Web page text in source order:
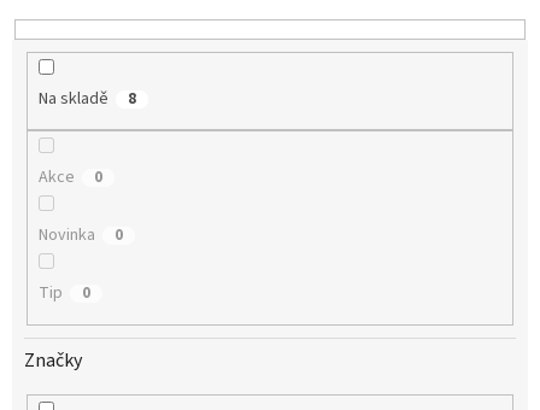
u
Na skladě 8
Akce 0
Novinka 0
Tip 0
Značky